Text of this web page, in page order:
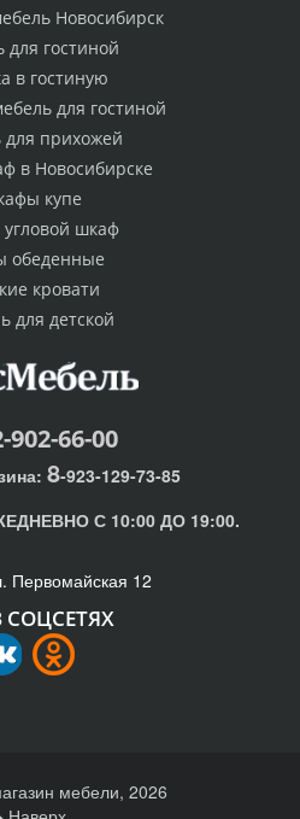
Новосибирск
для гостиной
в гостиную
для гостиной
прихожей
в Новосибирске
купе
угловой шкаф
обеденные
кровати
для детской
902-66-00
8-923-129-73-85
С 10:00 ДО 19:00.
Первомайская 12
мебели, 2026